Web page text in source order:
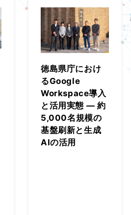
徳島県庁におけ
るGoogle
Workspace導入
と活用実態 ― 約
5,000名規模の
基盤刷新と生成
AIの活用